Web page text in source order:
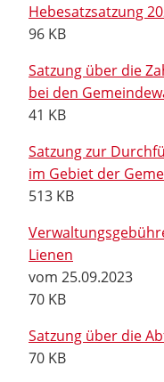
Hebesatzsatzung
96 KB
Satzung über die
bei den
41 KB
Satzung zur
im Gebiet der
513 KB
Lienen
vom 25.09.2023
70 KB
Satzung über die
70 KB